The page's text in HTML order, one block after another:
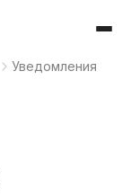
Уведомления